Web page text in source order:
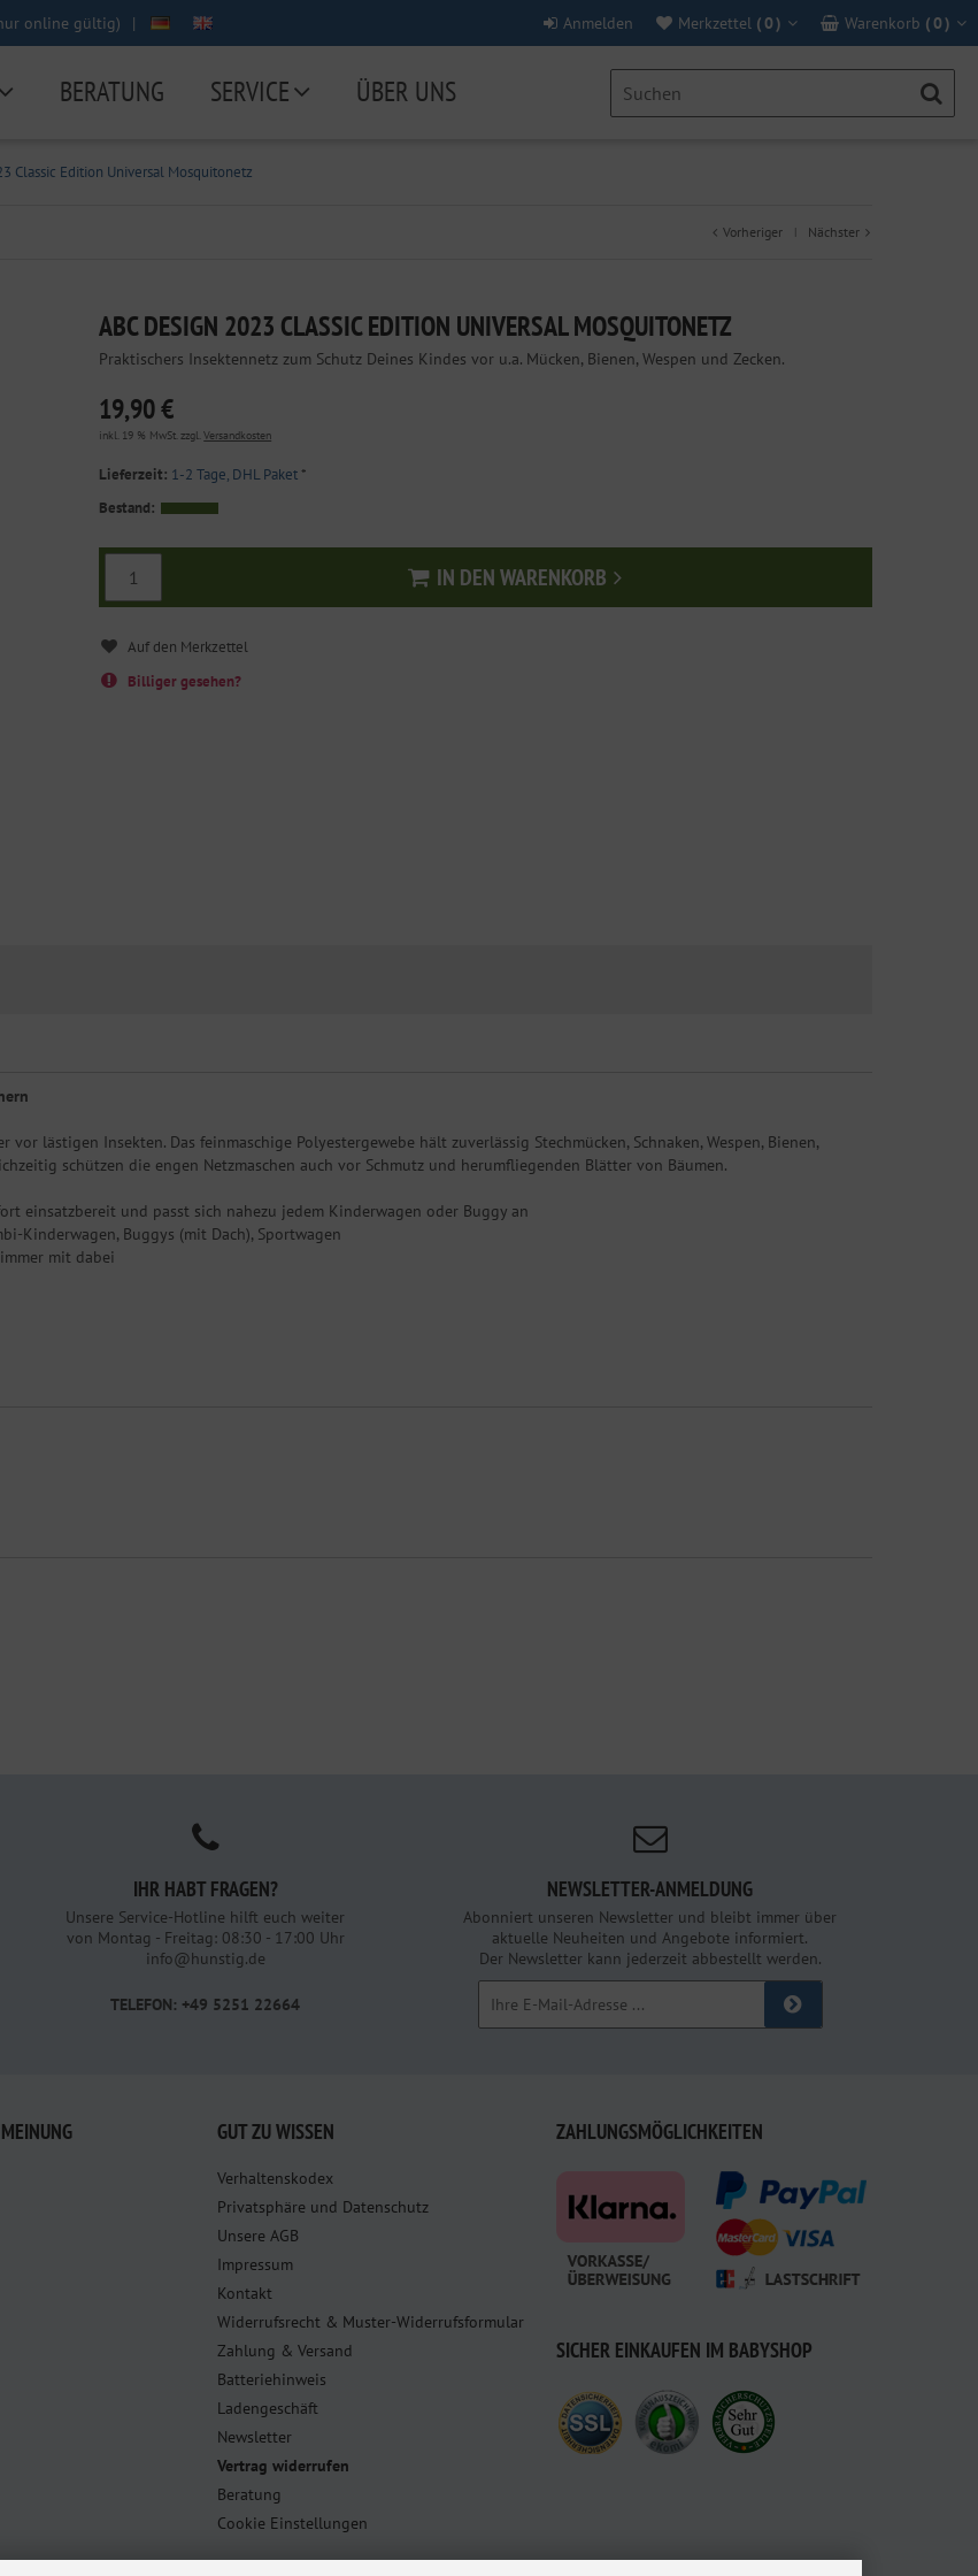
online gültig) | Warenkorb (0 )
Merkzettel (0 )
Anmelden
BERATUNG SERVICE ÜBER UNS
Classic Edition Universal Mosquitonetz
Vorheriger | Nächster
ABC DESIGN 2023 CLASSIC EDITION UNIVERSAL MOSQUITONETZ
Praktischers Insektennetz zum Schutz Deines Kindes vor u.a. Mücken, Bienen, Wespen und Zecken.
19,90 €
inkl. 19 % MwSt. zzgl.Versandkosten
Lieferzeit: 1-2 Tage, DHL Paket*
Bestand:
IN DEN WARENKORB
In den Warenkorb
Billiger gesehen?
lästigen Insekten. Das feinmaschige Polyestergewebe hält zuverlässig Stechmücken, Schnaken, Wespen, Bienen,
schützen die engen Netzmaschen auch vor Schmutz und herumfliegenden Blätter von Bäumen.
einsatzbereit und passt sich nahezu jedem Kinderwagen oder Buggy an
Kinderwagen, Buggys (mit Dach), Sportwagen
mit dabei
IHR HABT FRAGEN?
Unsere Service-Hotline hilft euch weiter
von Montag - Freitag: 08:30 - 17:00 Uhr
info@hunstig.de
TELEFON: +49 5251 22664
NEWSLETTER-ANMELDUNG
Abonniert unseren Newsletter und bleibt immer über
aktuelle Neuheiten und Angebote informiert.
Der Newsletter kann jederzeit abbestellt werden.
GUT ZU WISSEN
Verhaltenskodex
Privatsphäre und Datenschutz
Unsere AGB
Impressum
Kontakt
Widerrufsrecht & Muster-Widerrufsformular
Zahlung & Versand
Batteriehinweis
Ladengeschäft
Newsletter
Vertrag widerrufen
Beratung
Cookie Einstellungen
ZAHLUNGSMÖGLICHKEITEN
SICHER EINKAUFEN IM BABYSHOP